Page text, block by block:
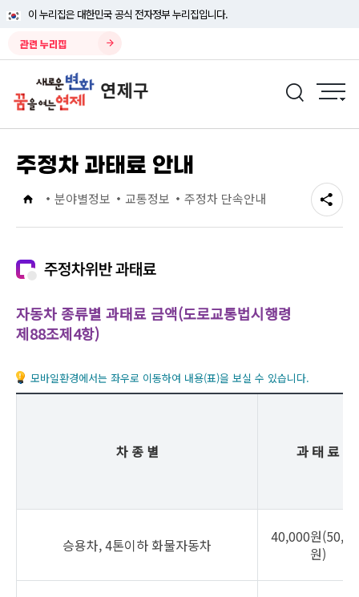
이 누리집은 대한민국 공식 전자정부 누리집입니다.
관련 누리집
주정차 과태료 안내
분야별정보 교통정보 주정차 단속안내
주정차위반 과태료
자동차 종류별 과태료 금액(도로교통법시행령
제88조제4항)
모바일환경에서는 좌우로 이동하여 내용(표)을 보실 수 있습니다.
차 종 별 과 태 료
승용차, 4톤이하 화물자동차
40,000원
원)